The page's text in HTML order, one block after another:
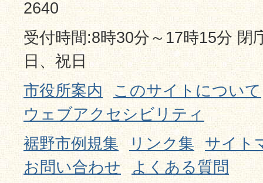
2640
受付時間:8時30分～17時15分 閉
日、祝日
市役所案内
このサイトについて
ウェブアクセシビリティ
裾野市例規集
リンク集
サイト
お問い合わせ
よくある質問